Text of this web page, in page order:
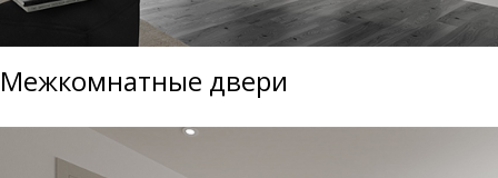
Межкомнатные двери